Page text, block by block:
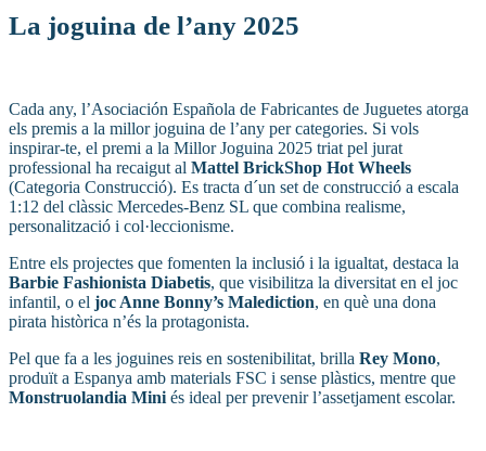
La joguina de l’any 2025
Cada any, l’Asociación Española de Fabricantes de Juguetes atorga
els premis a la millor joguina de l’any per categories. Si vols
inspirar-te, el premi a la Millor Joguina 2025 triat pel jurat
professional ha recaigut al Mattel BrickShop Hot Wheels
(Categoria Construcció). Es tracta d´un set de construcció a escala
1:12 del clàssic Mercedes-Benz SL que combina realisme,
personalització i col·leccionisme.
Entre els projectes que fomenten la inclusió i la igualtat, destaca la
Barbie Fashionista Diabetis, que visibilitza la diversitat en el joc
infantil, o el joc Anne Bonny’s Malediction, en què una dona
pirata històrica n’és la protagonista.
Pel que fa a les joguines reis en sostenibilitat, brilla Rey Mono,
produït a Espanya amb materials FSC i sense plàstics, mentre que
Monstruolandia Mini és ideal per prevenir l’assetjament escolar.